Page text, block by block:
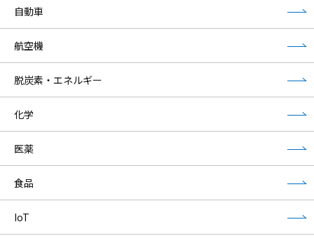
自動車
航空機
脱炭素・エネルギー
化学
医薬
食品
IoT